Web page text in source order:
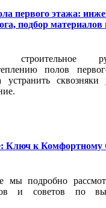
первого этажа:
подбор
строительное
полов
устранить
Ключ к Комфортному
мы подробно
и советов по